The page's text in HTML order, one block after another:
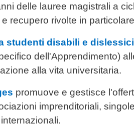
delle lauree magistrali a
recupero rivolte in
studenti disabili e dislessici
dell'Apprendimento)
alla vita universitaria.
promuove e gestisce
imprenditoriali,